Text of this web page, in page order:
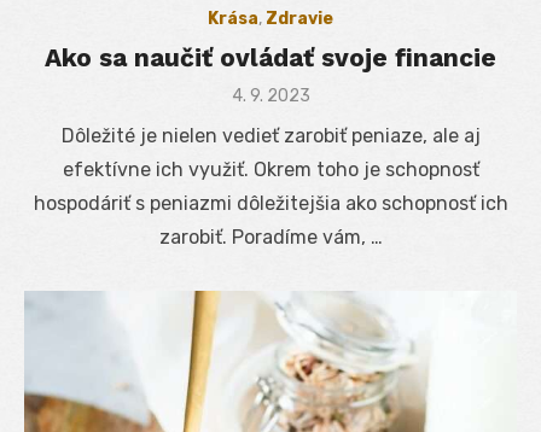
Krása, Zdravie
Ako sa naučiť ovládať svoje financie
Posted
4. 9. 2023
Dôležité je nielen vedieť zarobiť peniaze, ale aj
efektívne ich využiť. Okrem toho je schopnosť
hospodáriť s peniazmi dôležitejšia ako schopnosť ich
zarobiť. Poradíme vám, …